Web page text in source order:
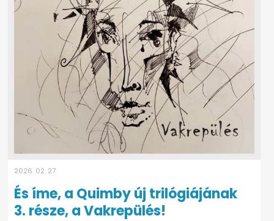
2026. 02. 27
És íme, a Quimby új trilógiájának
3. része, a Vakrepülés!